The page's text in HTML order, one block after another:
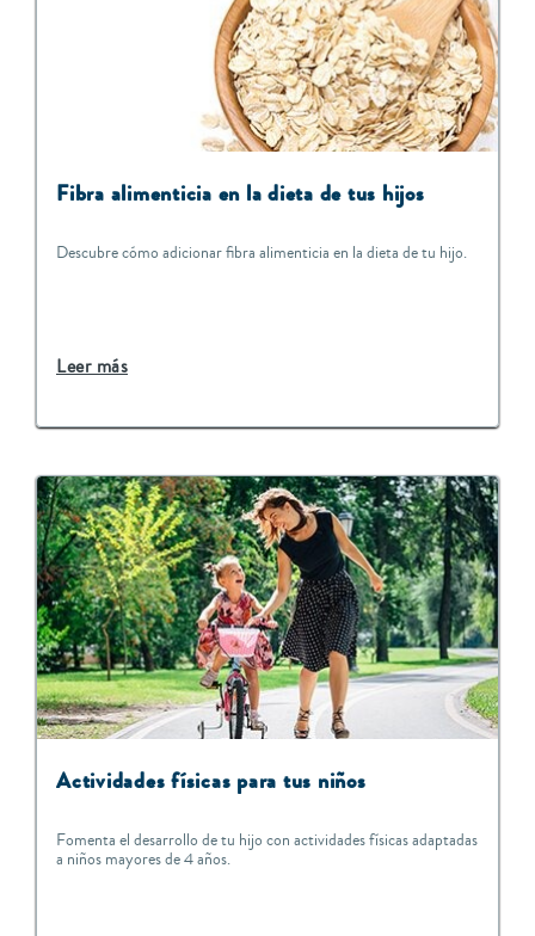
Fibra alimenticia en la dieta de tus hijos
Descubre cómo adicionar fibra alimenticia en la dieta de tu hijo.
Leer más
Actividades físicas para tus niños
Fomenta el desarrollo de tu hijo con actividades físicas adaptadas
a niños mayores de 4 años.